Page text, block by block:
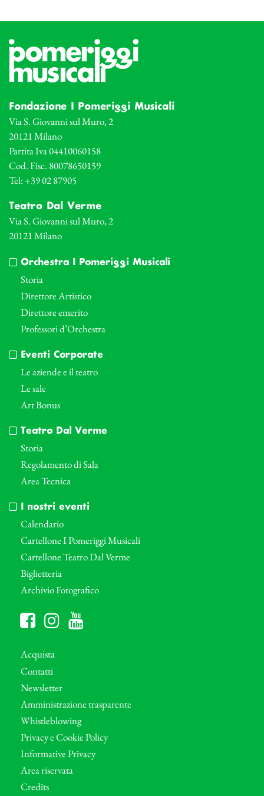
Fondazione I Pomeriggi Musicali
Via S. Giovanni sul Muro, 2
20121 Milano
Partita Iva 04410060158
Cod. Fisc. 80078650159
Tel: +39 02 87905
Teatro Dal Verme
Via S. Giovanni sul Muro, 2
20121 Milano
Orchestra I Pomeriggi Musicali
Storia
Direttore Artistico
Direttore emerito
Professori d’Orchestra
Eventi Corporate
Le aziende e il teatro
Le sale
Art Bonus
Teatro Dal Verme
Storia
Regolamento di Sala
Area Tecnica
I nostri eventi
Calendario
Cartellone I Pomeriggi Musicali
Cartellone Teatro Dal Verme
Biglietteria
Archivio Fotografico
Acquista
Contatti
Newsletter
Amministrazione trasparente
Whistleblowing
Privacy e Cookie Policy
Informative Privacy
Area riservata
Credits